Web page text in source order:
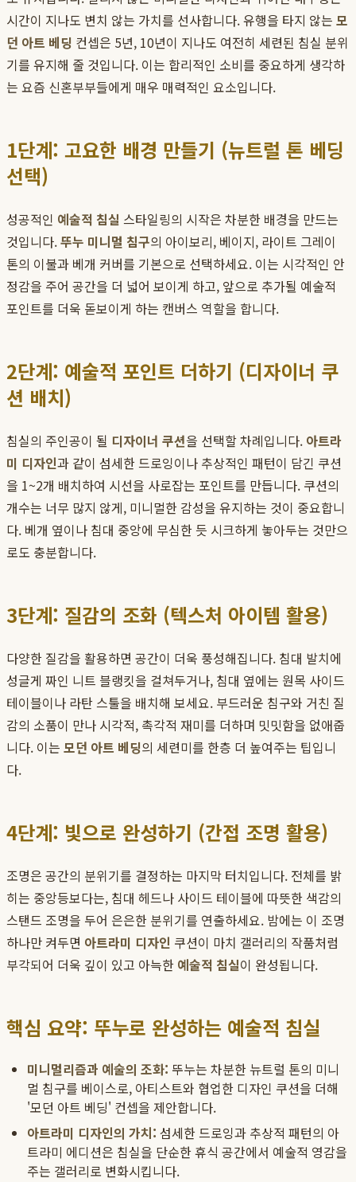
시간이 지나도 변치 않는 가치를 선사합니다. 유행을 타지 않는 모
던 아트 베딩 컨셉은 5년, 10년이 지나도 여전히 세련된 침실 분위
기를 유지해 줄 것입니다. 이는 합리적인 소비를 중요하게 생각하
는 요즘 신혼부부들에게 매우 매력적인 요소입니다.
1단계: 고요한 배경 만들기 (뉴트럴 톤 베딩
선택)
성공적인 예술적 침실 스타일링의 시작은 차분한 배경을 만드는
것입니다.뚜누 미니멀 침구의 아이보리, 베이지, 라이트 그레이
톤의 이불과 베개 커버를 기본으로 선택하세요. 이는 시각적인 안
정감을 주어 공간을 더 넓어 보이게 하고, 앞으로 추가될 예술적
포인트를 더욱 돋보이게 하는 캔버스 역할을 합니다.
2단계: 예술적 포인트 더하기 (디자이너 쿠
션 배치)
침실의 주인공이 될 디자이너 쿠션을 선택할 차례입니다. 아트라
미 디자인과 같이 섬세한 드로잉이나 추상적인 패턴이 담긴 쿠션
을 1~2개 배치하여 시선을 사로잡는 포인트를 만듭니다. 쿠션의
개수는 너무 많지 않게, 미니멀한 감성을 유지하는 것이 중요합니
다. 베개 옆이나 침대 중앙에 무심한 듯 시크하게 놓아두는 것만으
로도 충분합니다.
3단계: 질감의 조화 (텍스처 아이템 활용)
다양한 질감을 활용하면 공간이 더욱 풍성해집니다. 침대 발치에
성글게 짜인 니트 블랭킷을 걸쳐두거나, 침대 옆에는 원목 사이드
테이블이나 라탄 스툴을 배치해 보세요. 부드러운 침구와 거친 질
감의 소품이 만나 시각적, 촉각적 재미를 더하며 밋밋함을 없애줍
니다. 이는 모던 아트 베딩의 세련미를 한층 더 높여주는 팁입니
다.
4단계: 빛으로 완성하기 (간접 조명 활용)
조명은 공간의 분위기를 결정하는 마지막 터치입니다. 전체를 밝
히는 중앙등보다는, 침대 헤드나 사이드 테이블에 따뜻한 색감의
스탠드 조명을 두어 은은한 분위기를 연출하세요. 밤에는 이 조명
하나만 켜두면 아트라미 디자인 쿠션이 마치 갤러리의 작품처럼
부각되어 더욱 깊이 있고 아늑한 예술적 침실이 완성됩니다.
핵심 요약: 뚜누로 완성하는 예술적 침실
미니멀리즘과 예술의 조화: 뚜누는 차분한 뉴트럴 톤의 미니
멀 침구를 베이스로, 아티스트와 협업한 디자인 쿠션을 더해
'모던 아트 베딩' 컨셉을 제안합니다.
아트라미 디자인의 가치: 섬세한 드로잉과 추상적 패턴의 아
트라미 에디션은 침실을 단순한 휴식 공간에서 예술적 영감을
주는 갤러리로 변화시킵니다.